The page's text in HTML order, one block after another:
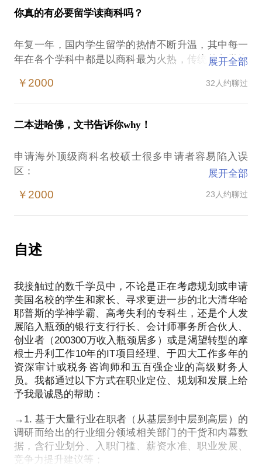
竞争力提升建议等；
趣、能力分析，对学生定位做出的系统性分析，以及
细致的下阶段建议；
→4. 分享我编著出版的《方向的力量：商科职业规
与发展》（2021年8月出版）
展方法论模型及工具手册（30余页）
→7. 邀请部分学员加入“陈老师终身学习公益私塾”获
业规划，我的职业规划咨询将结合我研发的多套工具
更多关于我和我的内容：
知乎“陈思炜”，公众号“知己职彼”
士丹利工作10年的IT项目经理、于四大工作多年的资
深审计或税务咨询师和五百强企业的高级财务人员。
最诚恳的帮助：
→1. 基于大量行业在职者（从基层到中层到高层）的
竞争力提升建议等；
趣、能力分析，对学生定位做出的系统性分析，以及
细致的下阶段建议；
→4. 分享我编著出版的《方向的力量：商科职业规
与发展》（2021年8月出版）
→6. 分享我原创的（尚未出版）个人职场能力成长发
→7. 邀请部分学员加入“陈老师终身学习公益私塾”获
得长期学习交流和免费指导
*区别于传统基于MBTI/霍兰德等性格测试为主、对产
业/行业/具体岗位/职业成长不同阶段分析泛而轻的职
业规划，我的职业规划咨询将结合我研发的多套工具
模型提供到位的深度解析。（详见话题“职业规划，定
位为王。”
更多关于我和我的内容：
你真的有必要留学读商科吗？
年复一年，国内学生留学的热情不断升温，其中每一
年在各个学科中都是以商科最为火热，传统的留学咨
如今，越来越多的学生关注自己未来的职业发展，而
巨大的，对今后自身职业发展和成才的不确定性也是
巨大的。
在这样的情况下，许多人在考虑申请商科留学前忽略
（不具备能力判断）关键问题：
正如我入行第一天起开始便反对的由一个顾问为任何
划，我一直坚持在第一线专注商科方向的职业规划和
留学规划与指导；
正如我在几年前编著出版的《方向的力量：商科职业
规划》中所体现自己对商科对应各领域的实践（多年
亲身经历）、调研、总结和再实践（为数以千计的学
生完成职业规划和指导）；
也正如我受邀复旦大学经济学院担任全院从大一至博
士生群体的校外职业导师；
我的专注将为你提供的是基于相对大的样本下、不断
过行业内幕信息（客观事实）的分享，结合学员的情
况来提供规划和指导。我的专注代表着我将拿出1.我
真正最为擅长的领域的经验 2.多年来形成的系统性规
展开全部
￥2000 32人约聊过
二本进哈佛，文书告诉你why！
申请海外顶级商科名校硕士很多申请者容易陷入误
区：
许多学生认为找native来写、找学长学姐来帮忙、找
请者无法自拔的泥潭和大坑！
书，学员当中不论是复旦交大的尖子生、摩根士丹利
的VP、还是普通学校积极向上的学生、亦或是看似
underdog的专升本学生，都在我的写作和创造下顺利
进入美国TOP10或同等级的世界顶级学府！至今32例
二本学生进美国TOP10，其中包括2例双非逆袭哈佛
的案例！以下分享我的文书中一小部分的心得（因为
篇幅有限），供参考！
文书给出修改建议）让你掌握高质量文书的写作要
义：
一、引子+观点：二本进哈佛实例的背后=再申几个都
展开全部
￥2000 23人约聊过
自述
我接触过的数千学员中，不论是正在考虑规划或申请
美国名校的学生和家长、寻求更进一步的北大清华哈
耶普斯的学神学霸、高考失利的专科生，还是个人发
展陷入瓶颈的银行支行行长、会计师事务所合伙人、
创业者（200300万收入瓶颈居多）或是渴望转型的摩
根士丹利工作10年的IT项目经理、于四大工作多年的
资深审计或税务咨询师和五百强企业的高级财务人
员。我都通过以下方式在职业定位、规划和发展上给
予我最诚恳的帮助：
→1. 基于大量行业在职者（从基层到中层到高层）的
调研而给出的行业细分领域相关部门的干货和内幕数
据，含行业划分、入职门槛、薪资水准、职业发展、
竞争力提升建议等；